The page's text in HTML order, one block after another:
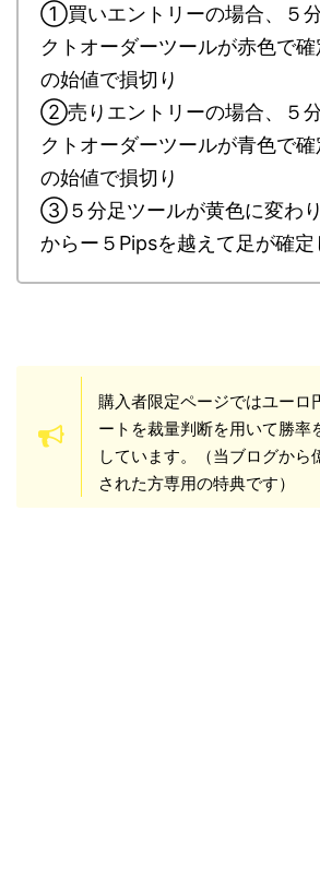
①買いエントリーの場合、５
クトオーダーツールが赤色で
の始値で損切り
②売りエントリーの場合、５
クトオーダーツールが青色で
の始値で損切り
③５分足ツールが黄色に変わ
からー５Pipsを越えて足が確定
購入者限定ページではユーロ
ートを裁量判断を用いて勝率
しています。（当ブログから
された方専用の特典です）